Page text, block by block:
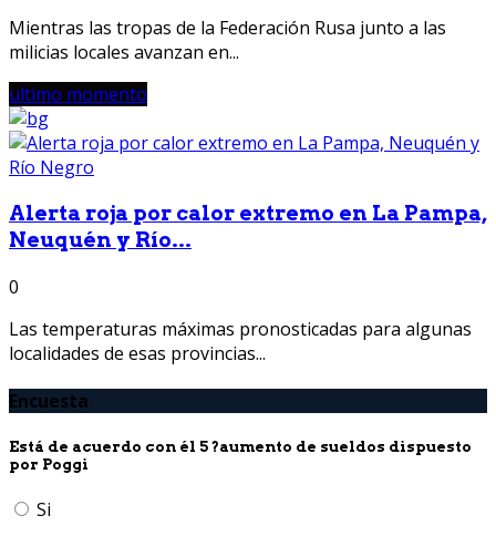
Mientras las tropas de la Federación Rusa junto a las
milicias locales avanzan en...
ultimo momento
Alerta roja por calor extremo en La Pampa,
Neuquén y Río...
0
Las temperaturas máximas pronosticadas para algunas
localidades de esas provincias...
Encuesta
Está de acuerdo con él 5 ?aumento de sueldos dispuesto
por Poggi
Si